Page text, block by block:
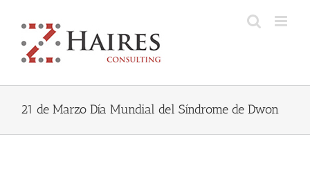
content
21 de Marzo Día Mundial del Síndrome de Dwon